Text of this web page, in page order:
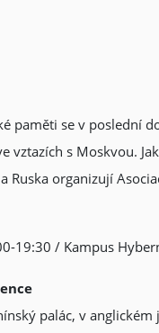
paměti se v poslední
vztazích s Moskvou.
Ruska organizují
19:30 / Kampus
palác, v anglickém